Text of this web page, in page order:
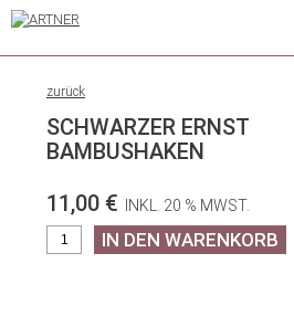
zurück
SCHWARZER ERNST
BAMBUSHAKEN
11,00 €
INKL. 20 % MWST.